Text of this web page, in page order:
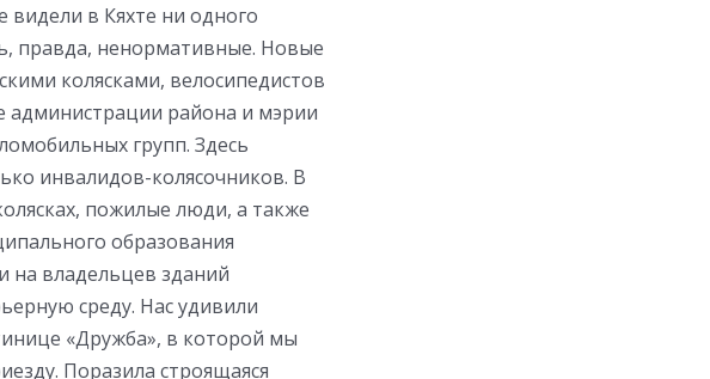
видели в Кяхте ни одного
правда, ненормативные. Новые
колясками, велосипедистов
администрации района и мэрии
групп. Здесь
инвалидов-колясочников. В
пожилые люди, а также
образования
на владельцев зданий
среду. Нас удивили
«Дружба», в которой мы
Поразила строящаяся